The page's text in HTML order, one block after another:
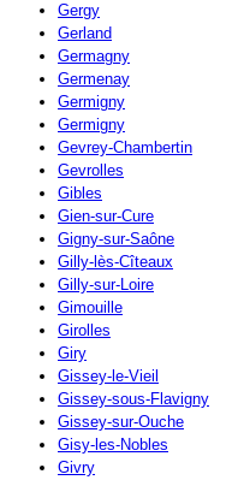
Gergy
Gerland
Germagny
Germenay
Germigny
Germigny
Gevrey-Chambertin
Gevrolles
Gibles
Gien-sur-Cure
Gigny-sur-Saône
Gilly-lès-Cîteaux
Gilly-sur-Loire
Gimouille
Girolles
Giry
Gissey-le-Vieil
Gissey-sous-Flavigny
Gissey-sur-Ouche
Gisy-les-Nobles
Givry